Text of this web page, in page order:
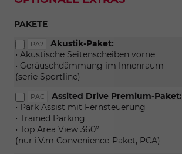
PAKETE
PA2
Akustik-Paket:
• Akustische Seitenscheiben vorne
• Geräuschdämmung im Innenraum
(serie Sportline)
PAC
Assited Drive Premium-Paket:
• Park Assist mit Fernsteuerung
• Trained Parking
• Top Area View 360°
(nur i.V.m Convenience-Paket, PCA)